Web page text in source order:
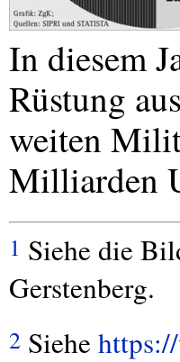
In diesem
Rüstung
weiten
Milliarden
1 Siehe die
Gerstenberg.
2 Siehe